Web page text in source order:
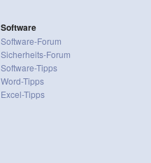
Software
Software-Forum
Sicherheits-Forum
Software-Tipps
Word-Tipps
Excel-Tipps